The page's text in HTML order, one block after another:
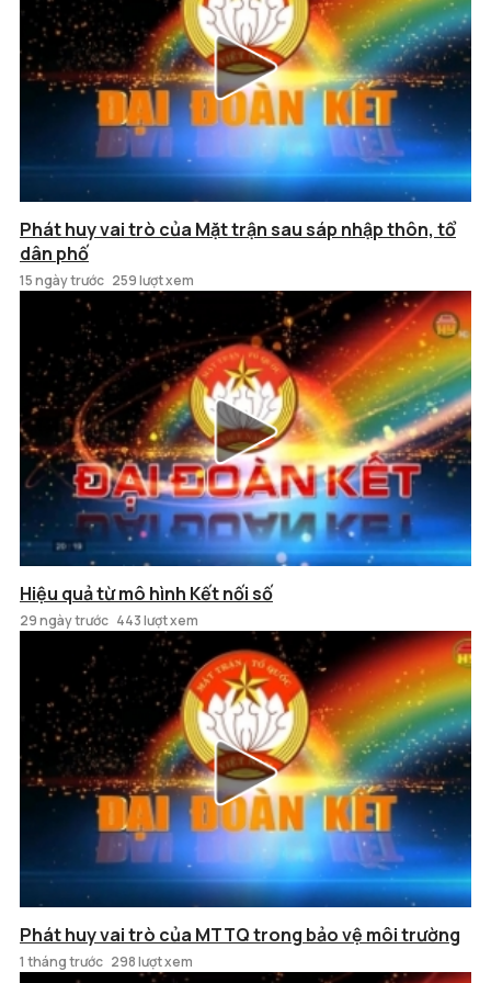
Phát huy vai trò của Mặt trận sau sáp nhập thôn, tổ
dân phố
15 ngày trước 259 lượt xem
Hiệu quả từ mô hình Kết nối số
29 ngày trước 443 lượt xem
Phát huy vai trò của MTTQ trong bảo vệ môi trường
1 tháng trước 298 lượt xem